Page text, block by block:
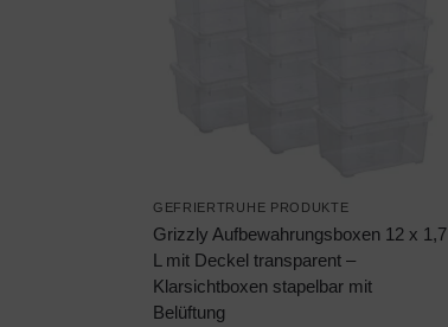
GEFRIERTRUHE PRODUKTE
Grizzly Aufbewahrungsboxen 12 x 1,7
L mit Deckel transparent –
Klarsichtboxen stapelbar mit
Belüftung